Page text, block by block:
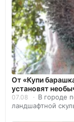
От «Купи
установят
07.08
В городе
ландшафтной